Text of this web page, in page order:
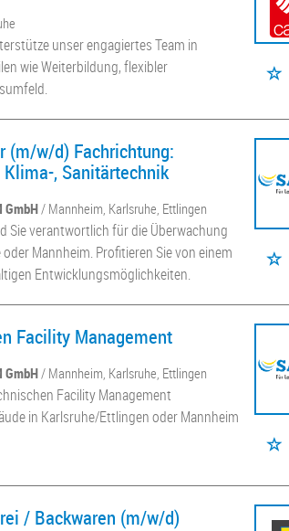
unser engagiertes Team in
wie Weiterbildung, flexibler
(m/w/d) Fachrichtung:
, Sanitärtechnik
GmbH/ Mannheim, Karlsruhe, Ettlingen
Sie verantwortlich für die Überwachung
Mannheim. Profitieren Sie von einem
Entwicklungsmöglichkeiten.
Facility Management
GmbH/ Mannheim, Karlsruhe, Ettlingen
Facility Management
in Karlsruhe/Ettlingen oder Mannheim
/ Backwaren (m/w/d)